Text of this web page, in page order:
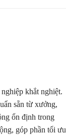
khắt nghiệt.
sẵn từ xưởng,
ổn định trong
góp phần tối ưu